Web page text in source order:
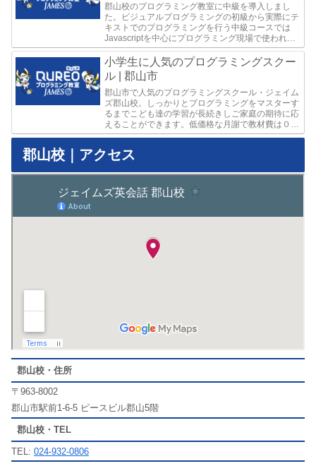
郡山校のプログラミング教室に中級を導入しまし
た。ビジュアルプログラミングの初級から実際にテ
キストでのプログラミングを行う中級コースでは
Javascriptを中心にプログラミング現場で使われる
言語を実際に使いながら学習します。無料体験レッ
スン受付中。
小学生に人気のプログラミングスクー
ル | 郡山市
郡山市で人気のプログラミングスクール・ジェイム
ズ郡山校。しっかりとプログラミングをマスターす
るまでこども達の学習が長続きしご家庭の期待に応
えることができます。低価格な月謝で教材費は０！
英会話とプログラミングどちらも高品質な教育をご
郡山校｜アクセス
郡山校・住所
〒963-8002
郡山市駅前1-6-5 ピースビル郡山5階
郡山校・TEL
TEL: 024-932-0806